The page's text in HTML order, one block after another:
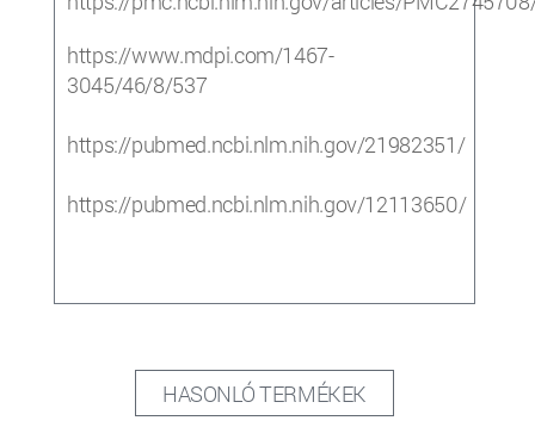
https://www.mdpi.com/1467-
3045/46/8/537
https://pubmed.ncbi.nlm.nih.gov/21982351/
https://pubmed.ncbi.nlm.nih.gov/12113650/
HASONLÓ TERMÉKEK